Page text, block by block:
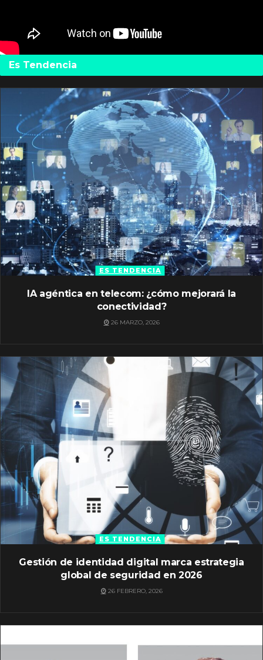
Es Tendencia
ES TENDENCIA
IA agéntica en telecom: ¿cómo mejorará la
conectividad?
26 MARZO, 2026
ES TENDENCIA
Gestión de identidad digital marca estrategia
global de seguridad en 2026
26 FEBRERO, 2026